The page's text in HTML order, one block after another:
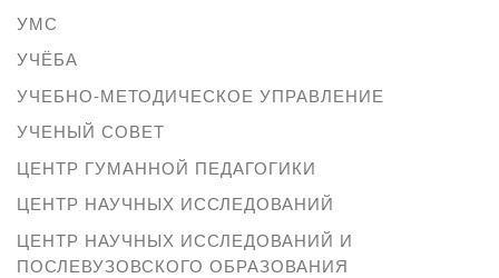
УМС
УЧЁБА
УЧЕБНО-МЕТОДИЧЕСКОЕ УПРАВЛЕНИЕ
УЧЕНЫЙ СОВЕТ
ЦЕНТР ГУМАННОЙ ПЕДАГОГИКИ
ЦЕНТР НАУЧНЫХ ИССЛЕДОВАНИЙ
ЦЕНТР НАУЧНЫХ ИССЛЕДОВАНИЙ И
ПОСЛЕВУЗОВСКОГО ОБРАЗОВАНИЯ